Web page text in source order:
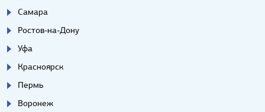
Самара
Ростов-на-Дону
Уфа
Красноярск
Пермь
Воронеж